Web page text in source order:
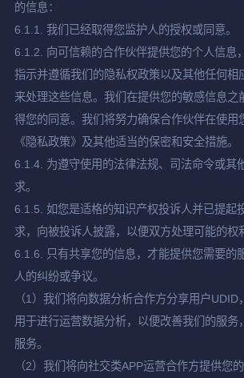
的信息：
6.1.1. 我们已经取得您监护人的授权或同意。
6.1.2. 向可信赖的合作伙伴提供您的个人信息
指示并遵循我们的隐私权政策以及其他任何相
来处理这些信息。我们在提供您的敏感信息之
得您的同意。我们将努力确保合作伙伴在使用
《隐私政策》及其他适当的保密和安全措施。
6.1.4. 为遵守使用的法律法规、司法命令或其
求。
6.1.5. 如您是适格的知识产权投诉人并已提起
求，向被投诉人披露，以便双方处理可能的权
6.1.6. 只有共享您的信息，才能提供您需要的
人的纠纷或争议。
（1）我们将向数据分析合作方分享用户UDID
用于进行运营数据分析，以便改善我们的服务
服务。
（2）我们将向社交类APP运营合作方提供您